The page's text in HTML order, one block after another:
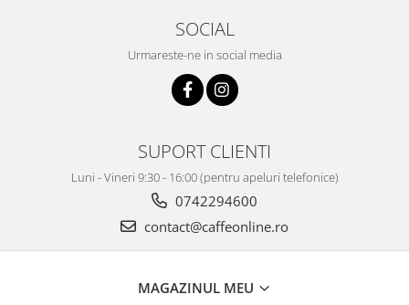
SOCIAL
Urmareste-ne in social media
SUPORT CLIENTI
Luni - Vineri 9:30 - 16:00 (pentru apeluri telefonice)
0742294600
contact@caffeonline.ro
MAGAZINUL MEU